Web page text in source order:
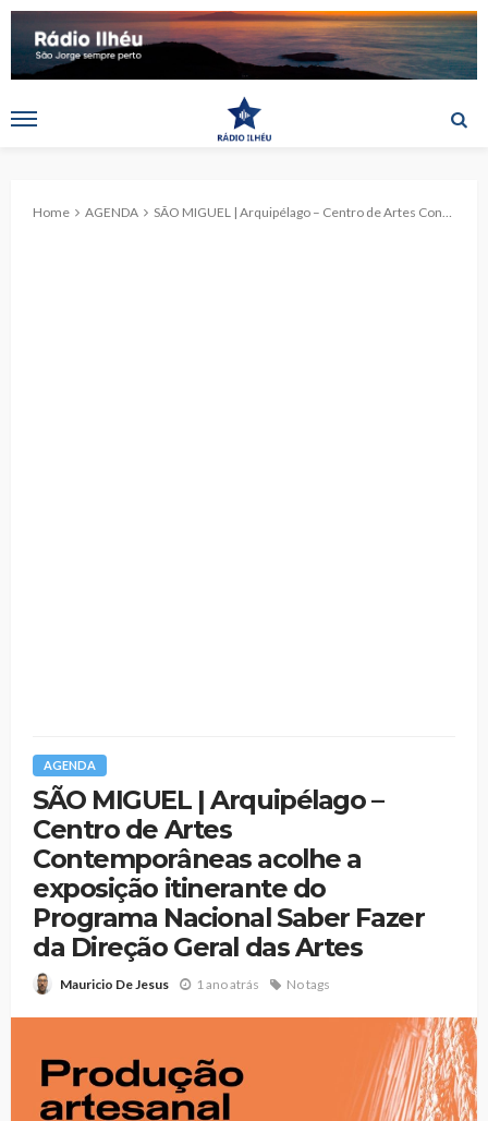
Home AGENDA SÃO MIGUEL | Arquipélago – Centro de Artes Contemporâneas acolhe a exposição itinerante do Programa Nacional Saber Fazer da Direção Geral das Artes
AGENDA
SÃO MIGUEL | Arquipélago –
Centro de Artes
Contemporâneas acolhe a
exposição itinerante do
Programa Nacional Saber Fazer
da Direção Geral das Artes
Mauricio De Jesus 1 ano atrás No tags